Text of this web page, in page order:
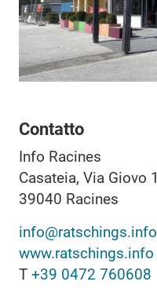
Contatto
Info Racines
Casateia, Via Giovo 1
39040 Racines
info@ratschings.info
www.ratschings.info
T +39 0472 760608